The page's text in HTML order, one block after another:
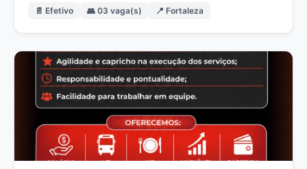
📄 Efetivo 👥 03 vaga(s) 📍 Fortaleza